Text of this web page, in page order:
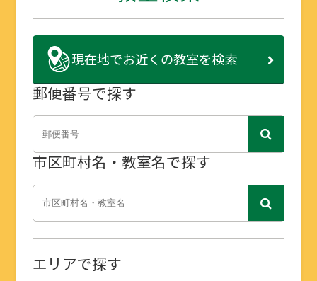
現在地でお近くの教室を検索
郵便番号で探す
市区町村名・教室名で探す
エリアで探す